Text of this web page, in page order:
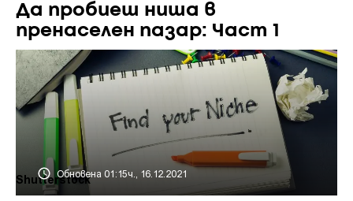
Да пробиеш ниша в
пренаселен пазар: Част 1
Обновена 01:15ч., 16.12.2021
Shutterstock